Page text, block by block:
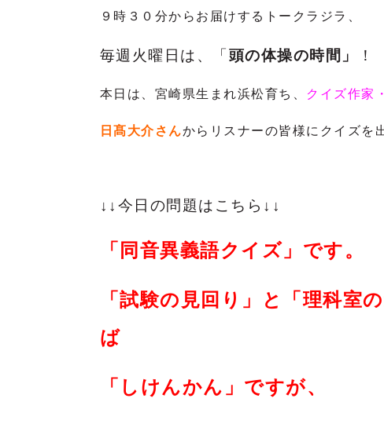
９時３０分からお届けするトークラジラ、
毎週火曜日は、「 頭の体操の時間」 ！
本日は、宮崎県生まれ浜松育ち、 クイズ作家・
日髙大介さんからリスナーの皆様に クイズを
↓↓今日の問題はこちら↓↓
「同音異義語クイズ」です。
「試験の見回り」と「理科室
ば
「しけんかん」ですが、